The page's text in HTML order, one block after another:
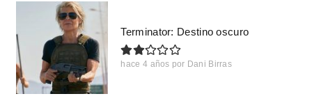
Terminator: Destino oscuro
hace 4 años por Dani Birras